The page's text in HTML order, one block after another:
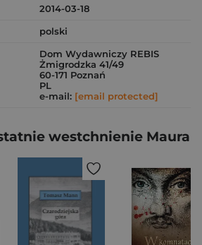
2014-03-18
polski
Dom Wydawniczy REBIS
Żmigrodzka 41/49
60-171 Poznań
PL
e-mail: [email protected]
westchnienie Maura